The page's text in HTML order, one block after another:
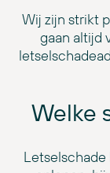
Wij zijn strikt
gaan altijd
Welke